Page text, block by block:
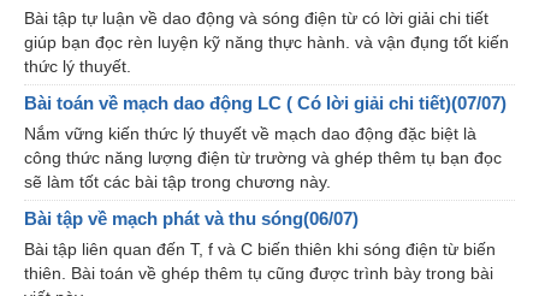
Bài tập tự luận về dao động và sóng điện từ có lời giải chi tiết
giúp bạn đọc rèn luyện kỹ năng thực hành. và vận đụng tốt kiến
thức lý thuyết.
Bài toán về mạch dao động LC ( Có lời giải chi tiết)(07/07)
Nắm vững kiến thức lý thuyết về mạch dao động đặc biệt là
công thức năng lượng điện từ trường và ghép thêm tụ bạn đọc
sẽ làm tốt các bài tập trong chương này.
Bài tập về mạch phát và thu sóng(06/07)
Bài tập liên quan đến T, f và C biến thiên khi sóng điện từ biến
thiên. Bài toán về ghép thêm tụ cũng được trình bày trong bài